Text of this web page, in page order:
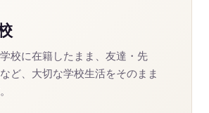
校に在籍したまま、友達・先
ど、大切な学校生活をそのまま